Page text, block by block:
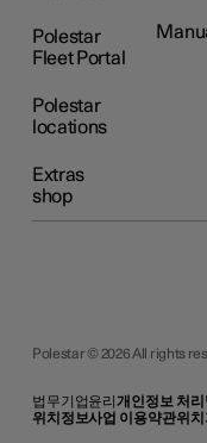
Polestar
Fleet Portal
Polestar
locations
Extras
shop
Polestar © 2026 All rights
법무기업윤리개인정보 처리
위치정보사업 이용약관위치